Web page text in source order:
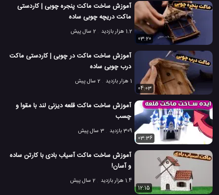
آموزش ساخت ماکت پنجره چوبی | کاردستی
ماکت دریچه چوبی ساده
1.2 هزار بازدید
2 سال پیش
03:20
آموزش ساخت ماکت در چوبی | کاردستی ماکت
درب چوبی ساده
1 هزار بازدید
2 سال پیش
04:03
آموزش ساخت ماکت قلعه دیزنی لند با مقوا و
چسب
309 بازدید
3 سال پیش
03:36
آموزش ساخت ماکت آسیاب بادی با کارتن ساده
و آسان!
1.4 هزار بازدید
2 سال پیش
12:15